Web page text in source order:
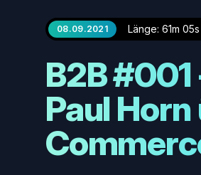
08.09.2021 Länge: 61m 05s
B2B #001
Paul